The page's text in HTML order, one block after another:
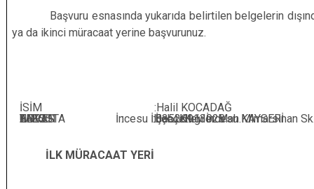
Başvuru esnasında yukarıda belirtilen belgelerin
ya da ikinci müracaat yerine başvurunuz.
İSİM :Halil KOCADAĞ
UNVAN :İlçe J.K.
ADRES :Bahçelievler Mah.Mimarsinan
İncesu İlçe J.K.lığı İncesu KAYSERİ
TEL :03526913028
FAKS :
E-POSTA :
İLK MÜRACAAT YERİ